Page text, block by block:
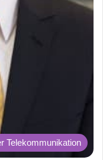
Telekommunikation